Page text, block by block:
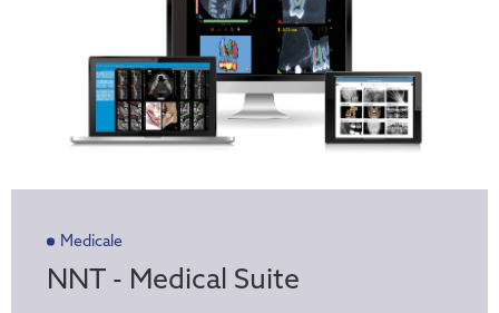
Medicale
NNT - Medical Suite